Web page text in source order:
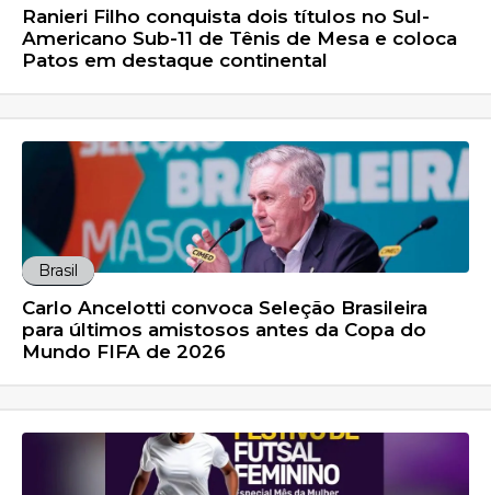
Ranieri Filho conquista dois títulos no Sul-
Americano Sub-11 de Tênis de Mesa e coloca
Patos em destaque continental
Brasil
Carlo Ancelotti convoca Seleção Brasileira
para últimos amistosos antes da Copa do
Mundo FIFA de 2026